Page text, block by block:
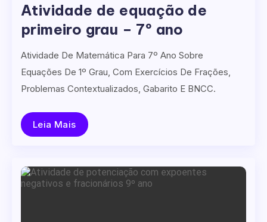
Atividade de equação de
primeiro grau – 7º ano
Atividade De Matemática Para 7º Ano Sobre
Equações De 1º Grau, Com Exercícios De Frações,
Problemas Contextualizados, Gabarito E BNCC.
Leia Mais